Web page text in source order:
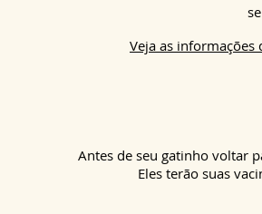
Veja as informações
Antes de seu gatinho voltar
Eles terão suas